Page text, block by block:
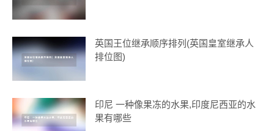
英国王位继承顺序排列(英国皇室继承人
排位图)
印尼 一种像果冻的水果,印度尼西亚的水
果有哪些